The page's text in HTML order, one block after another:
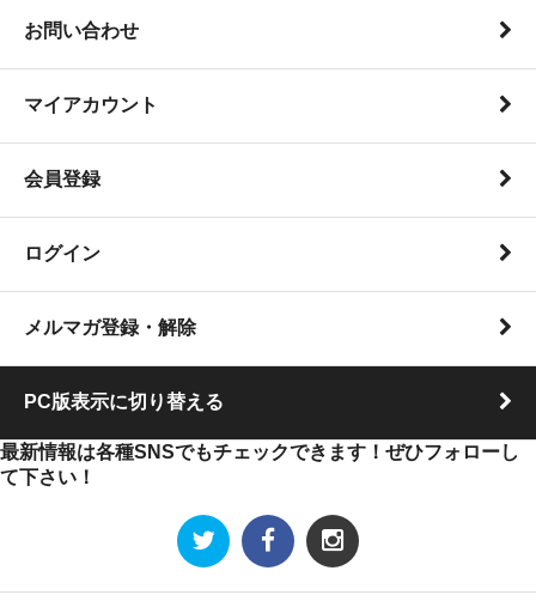
お問い合わせ
マイアカウント
会員登録
ログイン
メルマガ登録・解除
PC版表示に切り替える
最新情報は各種SNSでもチェックできます！ぜひフォローし
て下さい！